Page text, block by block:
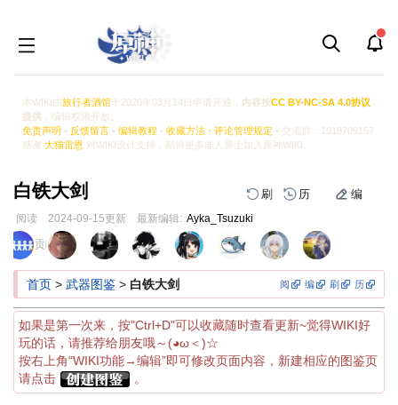
本WIKI由旅行者酒馆于2020年03月14日申请开通， 内容按CC BY-NC-SA 4.0协议
提供 ，编辑权限开放。
免责声明 • 反馈留言 • 编辑教程 • 收藏方法 • 评论管理规定 • 交流群：1018709157
感谢 大猫雷恩 对WIKI设计支持，期待更多能人异士加入原神WIKI。
白铁大剑 刷 历 编
阅读 2024-09-15更新 最新编辑: Ayka_Tsuzuki
跳
到
导
跳
到
搜
页面贡献者 :
阅 编 刷 历
首页 > 武器图鉴 > 白铁大剑
如果是第一次来，按"Ctrl+D"可以收藏随时查看更新~觉得WIKI好
玩的话，请推荐给朋友哦～(◕ω＜)☆
按右上角“WIKI功能→编辑”即可修改页面内容，新建相应的图鉴页
请点击
。